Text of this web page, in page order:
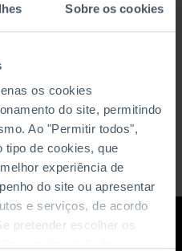
Sobre os cookies
os cookies
do site, permitindo
Ao "Permitir todos",
tipo de cookies, que
experiência de
do site ou apresentar
e serviços, de acordo
pretender escolher os